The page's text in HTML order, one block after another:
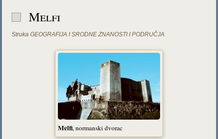
Melfi
Struka GEOGRAFIJA I SRODNE ZNANOSTI I PODRUČJA
Melfi, normanski dvorac